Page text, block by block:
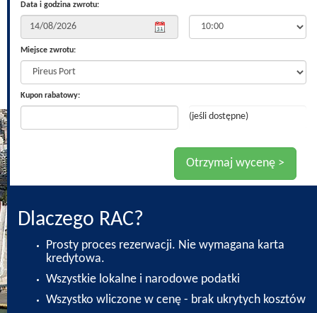
Data i godzina zwrotu:
Miejsce zwrotu:
Kupon rabatowy:
(jeśli dostępne)
Dlaczego RAC?
Prosty proces rezerwacji. Nie wymagana karta
kredytowa.
Wszystkie lokalne i narodowe podatki
Wszystko wliczone w cenę - brak ukrytych kosztów